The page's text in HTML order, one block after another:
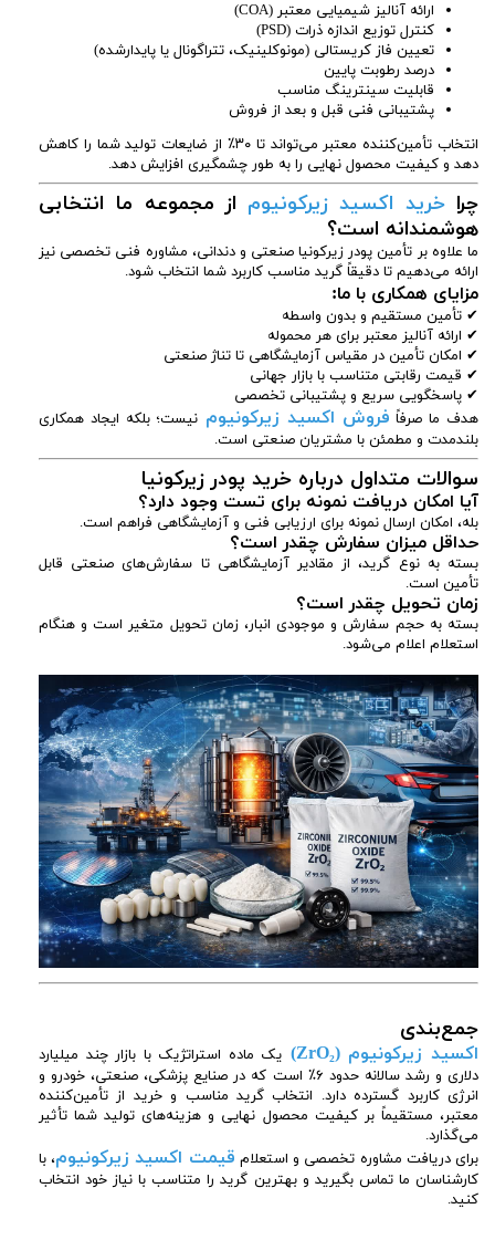
ارائه آنالیز شیمیایی معتبر (COA)
کنترل توزیع اندازه ذرات (PSD)
تعیین فاز کریستالی (مونوکلینیک، تتراگونال یا پایدارشده)
درصد رطوبت پایین
قابلیت سینترینگ مناسب
پشتیبانی فنی قبل و بعد از فروش
انتخاب تأمین‌کننده معتبر می‌تواند تا ۳۰٪ از ضایعات تولید شما را کاهش
دهد و کیفیت محصول نهایی را به طور چشمگیری افزایش دهد.
چراخرید اکسید زیرکونیوم از مجموعه ما انتخابی
هوشمندانه است؟
ما علاوه بر تأمین پودر زیرکونیا صنعتی و دندانی، مشاوره فنی تخصصی نیز
ارائه می‌دهیم تا دقیقاً گرید مناسب کاربرد شما انتخاب شود.
مزایای همکاری با ما:
✔ تأمین مستقیم و بدون واسطه
✔ ارائه آنالیز معتبر برای هر محموله
✔ امکان تأمین در مقیاس آزمایشگاهی تا تناژ صنعتی
✔ قیمت رقابتی متناسب با بازار جهانی
✔ پاسخگویی سریع و پشتیبانی تخصصی
هدف ما صرفاً فروش اکسید زیرکونیوم نیست؛ بلکه ایجاد همکاری
بلندمدت و مطمئن با مشتریان صنعتی است.
سوالات متداول درباره خرید پودر زیرکونیا
آیا امکان دریافت نمونه برای تست وجود دارد؟
بله، امکان ارسال نمونه برای ارزیابی فنی و آزمایشگاهی فراهم است.
حداقل میزان سفارش چقدر است؟
بسته به نوع گرید، از مقادیر آزمایشگاهی تا سفارش‌های صنعتی قابل
تأمین است.
زمان تحویل چقدر است؟
بسته به حجم سفارش و موجودی انبار، زمان تحویل متغیر است و هنگام
استعلام اعلام می‌شود.
جمع‌بندی
اکسید زیرکونیوم (ZrO₂)
یک ماده استراتژیک با بازار چند میلیارد
دلاری و رشد سالانه حدود ۶٪ است که در صنایع پزشکی، صنعتی، خودرو و
انرژی کاربرد گسترده دارد. انتخاب گرید مناسب و خرید از تأمین‌کننده
معتبر، مستقیماً بر کیفیت محصول نهایی و هزینه‌های تولید شما تأثیر
می‌گذارد.
برای دریافت مشاوره تخصصی و استعلام قیمت اکسید زیرکونیوم، با
کارشناسان ما تماس بگیرید و بهترین گرید را متناسب با نیاز خود انتخاب
کنید.